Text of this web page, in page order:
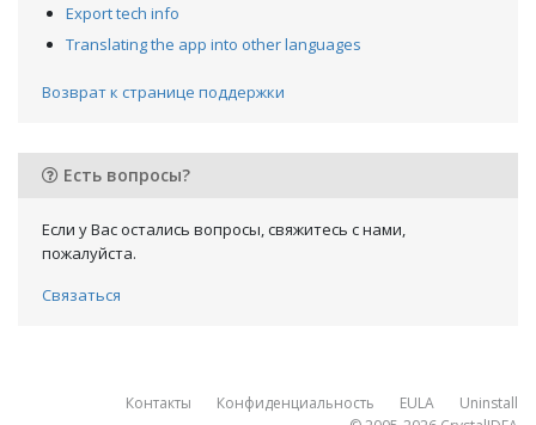
Export tech info
Translating the app into other languages
Возврат к странице поддержки
Есть вопросы?
Если у Вас остались вопросы, свяжитесь с нами,
пожалуйста.
Связаться
Контакты Конфиденциальность EULA
Uninstall